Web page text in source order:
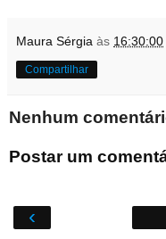
Maura Sérgia às 16:30:00
Compartilhar
Nenhum
Postar um
‹